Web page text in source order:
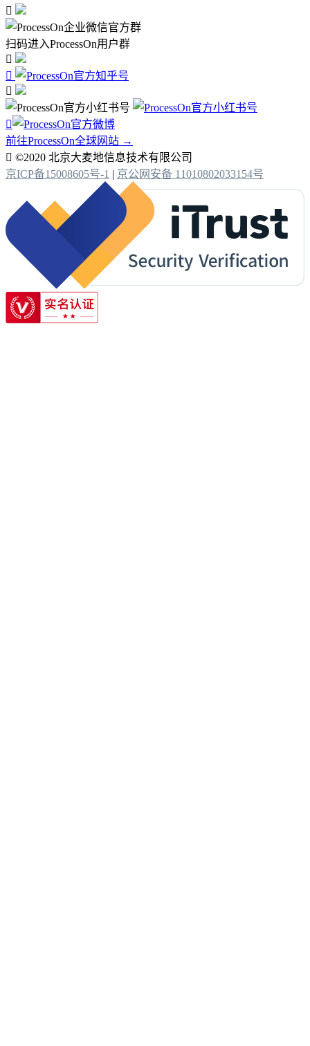

扫码进入ProcessOn用户群




前往ProcessOn全球网站 →
 ©2020 北京大麦地信息技术有限公司
京ICP备15008605号-1 | 京公网安备 11010802033154号